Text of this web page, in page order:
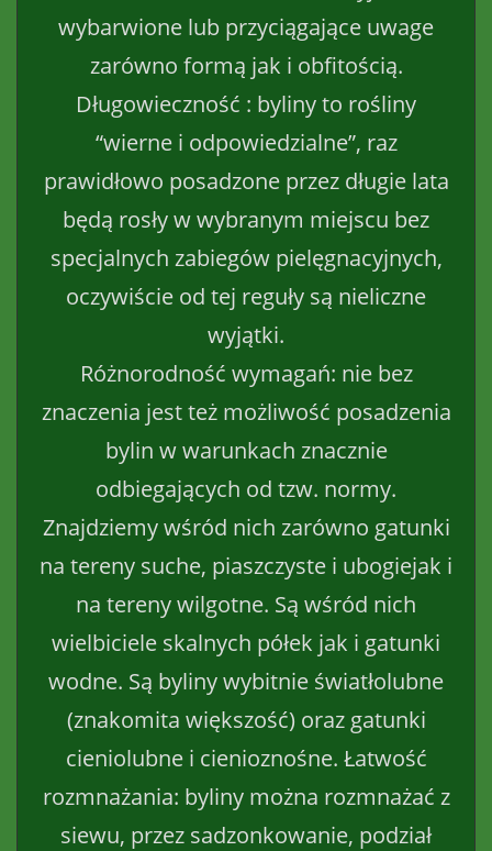
wybarwione lub przyciągające uwage
zarówno formą jak i obfitością.
Długowieczność : byliny to rośliny
“wierne i odpowiedzialne”, raz
prawidłowo posadzone przez długie lata
będą rosły w wybranym miejscu bez
specjalnych zabiegów pielęgnacyjnych,
oczywiście od tej reguły są nieliczne
wyjątki.
Różnorodność wymagań: nie bez
znaczenia jest też możliwość posadzenia
bylin w warunkach znacznie
odbiegających od tzw. normy.
Znajdziemy wśród nich zarówno gatunki
na tereny suche, piaszczyste i ubogiejak i
na tereny wilgotne. Są wśród nich
wielbiciele skalnych półek jak i gatunki
wodne. Są byliny wybitnie światłolubne
(znakomita większość) oraz gatunki
cieniolubne i cienioznośne. Łatwość
rozmnażania: byliny można rozmnażać z
siewu, przez sadzonkowanie, podział